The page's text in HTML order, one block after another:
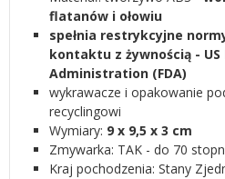
flatanów i ołowiu
spełnia restrykcyjne
kontaktu z żywnością - US
Administration (FDA)
wykrawacze i opakowanie
recyclingowi
Wymiary: 9 x 9,5 x 3 cm
Zmywarka: TAK - do 70
Kraj pochodzenia: Stany